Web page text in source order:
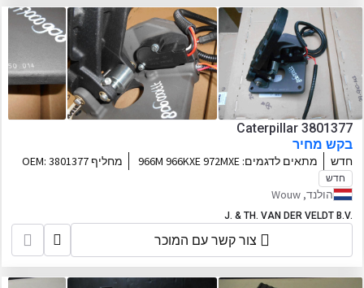
Caterpillar 3801377
בקש מחיר
חדש מתאים לדגמים:
966M 966KXE 972MXE
מחליף OEM: 3801377
חדש
הולנד, Wouw
J. & TH. VAN DER VELDT B.V.
צור קשר עם המוכר